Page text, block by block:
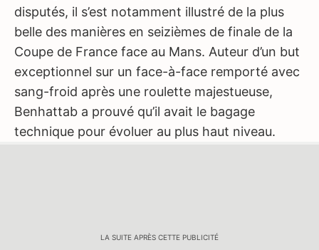
disputés, il s’est notamment illustré de la plus
belle des manières en seizièmes de finale de la
Coupe de France face au Mans. Auteur d’un but
exceptionnel sur un face-à-face remporté avec
sang-froid après une roulette majestueuse,
Benhattab a prouvé qu’il avait le bagage
technique pour évoluer au plus haut niveau.
LA SUITE APRÈS CETTE PUBLICITÉ